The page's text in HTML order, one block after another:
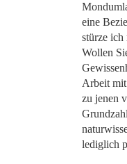
eine
stürze
Wollen
Arbeit
zu jenen
lediglich